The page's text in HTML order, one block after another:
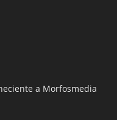
a Morfosmedia